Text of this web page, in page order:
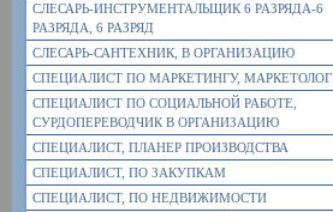
СЛЕСАРЬ-ИНСТРУМЕНТАЛЬЩИК 6 РАЗРЯДА-6
РАЗРЯДА, 6 РАЗРЯД
СЛЕСАРЬ-САНТЕХНИК, В ОРГАНИЗАЦИЮ
СПЕЦИАЛИСТ ПО МАРКЕТИНГУ, МАРКЕТОЛОГ
СПЕЦИАЛИСТ ПО СОЦИАЛЬНОЙ РАБОТЕ,
СУРДОПЕРЕВОДЧИК В ОРГАНИЗАЦИЮ
СПЕЦИАЛИСТ, ПЛАНЕР ПРОИЗВОДСТВА
СПЕЦИАЛИСТ, ПО ЗАКУПКАМ
СПЕЦИАЛИСТ, ПО НЕДВИЖИМОСТИ